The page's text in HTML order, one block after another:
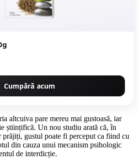
Cumpără acum
altcuiva pare mereu mai gustoasă, iar
științifică. Un nou studiu arată că, în
gustul poate fi perceput ca fiind cu
din cauza unui mecanism psihologic
de interdicție.